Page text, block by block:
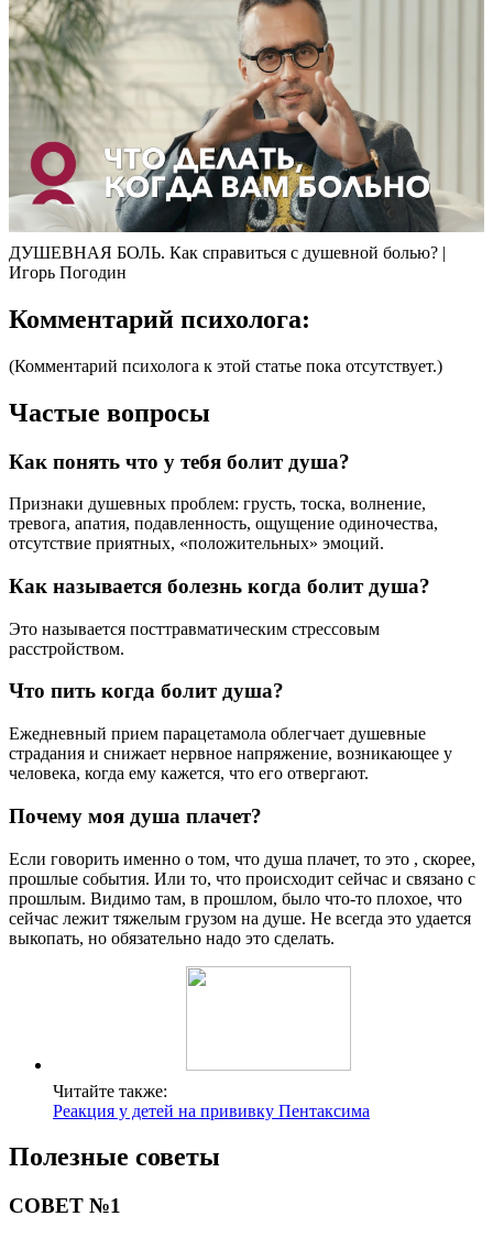
ДУШЕВНАЯ БОЛЬ. Как справиться с душевной болью? |
Игорь Погодин
Комментарий психолога:
(Комментарий психолога к этой статье пока отсутствует.)
Частые вопросы
Как понять что у тебя болит душа?
Признаки душевных проблем: грусть, тоска, волнение,
тревога, апатия, подавленность, ощущение одиночества,
отсутствие приятных, «положительных» эмоций.
Как называется болезнь когда болит душа?
Это называется посттравматическим стрессовым
расстройством.
Что пить когда болит душа?
Ежедневный прием парацетамола облегчает душевные
страдания и снижает нервное напряжение, возникающее у
человека, когда ему кажется, что его отвергают.
Почему моя душа плачет?
Если говорить именно о том, что душа плачет, то это , скорее,
прошлые события. Или то, что происходит сейчас и связано с
прошлым. Видимо там, в прошлом, было что-то плохое, что
сейчас лежит тяжелым грузом на душе. Не всегда это удается
выкопать, но обязательно надо это сделать.
Читайте также:
Реакция у детей на прививку Пентаксима
Полезные советы
СОВЕТ №1